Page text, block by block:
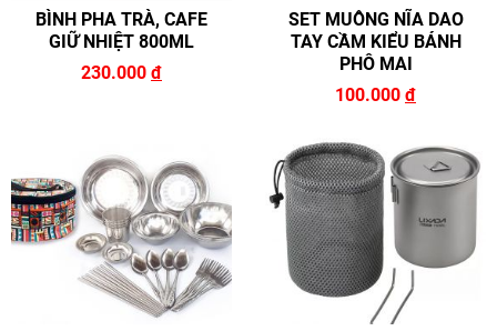
BÌNH PHA TRÀ, CAFE
GIỮ NHIỆT 800ML
230.000 đ
SET MUỖNG NĨA DAO
TAY CẦM KIỂU BÁNH
PHÔ MAI
100.000 đ